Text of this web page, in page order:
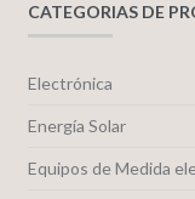
CATEGORIAS DE
Electrónica
Energía Solar
Equipos de Medida